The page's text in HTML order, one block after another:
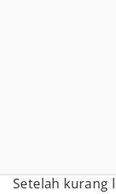
Setelah kurang